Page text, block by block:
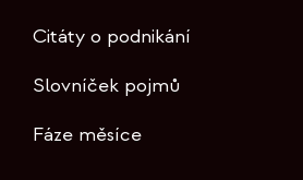
Citáty o podnikání
Slovníček pojmů
Fáze měsíce